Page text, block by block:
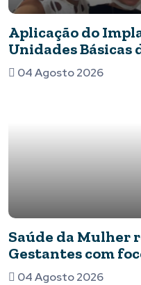
Aplicação do
Unidades Básicas
04 Agosto 2026
Saúde da Mulher
Gestantes com
pré-natal
04 Agosto 2026